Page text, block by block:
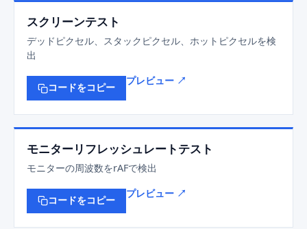
スクリーンテスト
デッドピクセル、スタックピクセル、ホットピクセルを検
出
コードをコピー
プレビュー ↗
モニターリフレッシュレートテスト
モニターの周波数をrAFで検出
コードをコピー
プレビュー ↗